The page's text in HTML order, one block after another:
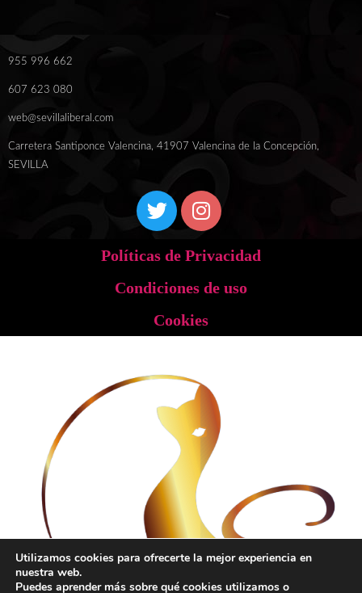
955 996 662
607 623 080
web@sevillaliberal.com
Carretera Santiponce Valencina, 41907 Valencina de la Concepción,
SEVILLA
Políticas de Privacidad
Condiciones de uso
Cookies
Utilizamos cookies para ofrecerte la mejor experiencia en
nuestra web.
Puedes aprender más sobre qué cookies utilizamos o